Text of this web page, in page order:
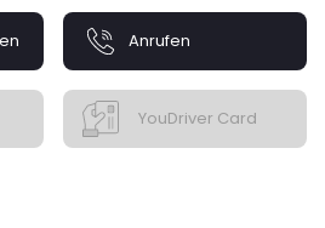
Anrufen
YouDriver Card